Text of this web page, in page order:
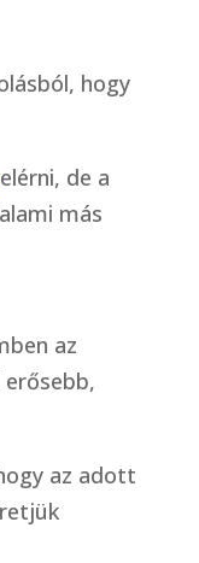
hogy
elérni, de a
más
az
erősebb,
az adott